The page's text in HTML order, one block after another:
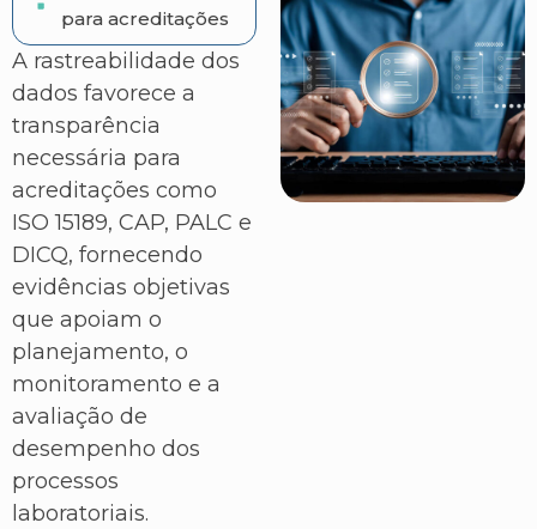
para acreditações
A rastreabilidade dos
dados favorece a
transparência
necessária para
acreditações como
ISO 15189, CAP, PALC e
DICQ, fornecendo
evidências objetivas
que apoiam o
planejamento, o
monitoramento e a
avaliação de
desempenho dos
processos
laboratoriais.